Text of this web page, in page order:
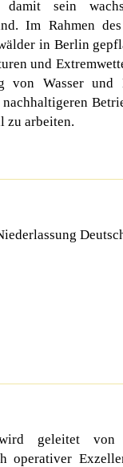
sein
Im Rahmen
in Berlin
und
von Wasser
zu arbeiten.
geleitet von
operativer